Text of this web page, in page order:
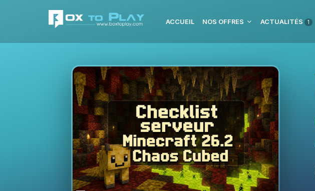
ACCUEIL NOS OFFRES ACTUALITÉS 1